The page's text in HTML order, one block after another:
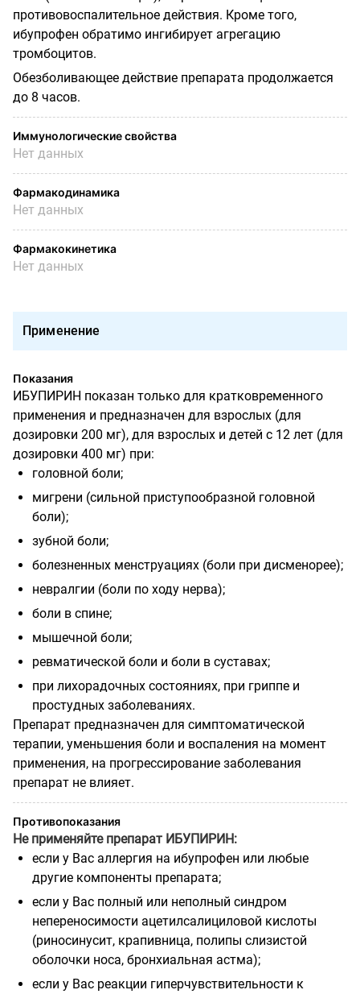
противовоспалительное действия. Кроме того,
ибупрофен обратимо ингибирует агрегацию
тромбоцитов.
Обезболивающее действие препарата продолжается
до 8 часов.
Иммунологические свойства
Нет данных
Фармакодинамика
Нет данных
Фармакокинетика
Нет данных
Применение
Показания
ИБУПИРИН показан только для кратковременного
применения и предназначен для взрослых (для
дозировки 200 мг), для взрослых и детей с 12 лет (для
дозировки 400 мг) при:
головной боли;
мигрени (сильной приступообразной головной
боли);
зубной боли;
болезненных менструациях (боли при дисменорее);
невралгии (боли по ходу нерва);
боли в спине;
мышечной боли;
ревматической боли и боли в суставах;
при лихорадочных состояниях, при гриппе и
простудных заболеваниях.
Препарат предназначен для симптоматической
терапии, уменьшения боли и воспаления на момент
применения, на прогрессирование заболевания
препарат не влияет.
Противопоказания
Не применяйте препарат ИБУПИРИН:
если у Вас аллергия на ибупрофен или любые
другие компоненты препарата;
если у Вас полный или неполный синдром
непереносимости ацетилсалициловой кислоты
(риносинусит, крапивница, полипы слизистой
оболочки носа, бронхиальная астма);
если у Вас реакции гиперчувствительности к